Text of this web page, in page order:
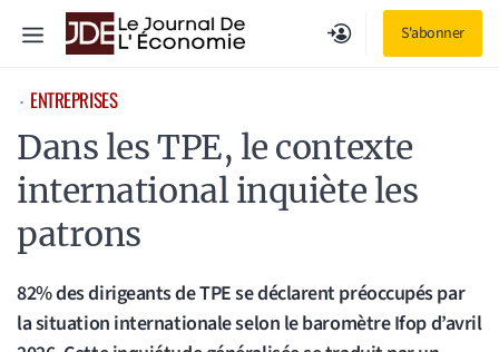
S'abonner
Menu
⋅ ENTREPRISES
Dans les TPE, le contexte
international inquiète les
patrons
82% des dirigeants de TPE se déclarent préoccupés par
la situation internationale selon le baromètre Ifop d’avril